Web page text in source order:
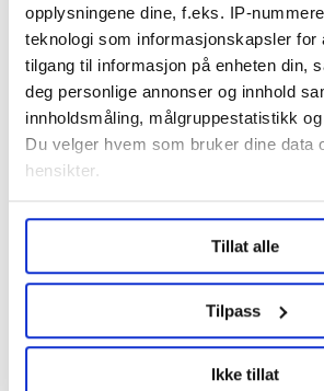
opplysningene dine, f.eks. IP-
teknologi som informasjonskapsler for
tilgang til informasjon på enheten din,
deg personlige annonser og innhold
innholdsmåling, målgruppestatistikk
Du velger hvem som bruker dine data
hensikter.
Undermer infokan du lese om
data behandles og hvordan du kan
brukes. Du kan hele tiden endre eller
samtykke fra erklæringen om
LO Medias publikasjoner
og fontene.no bruker
Tillat alle
Tilpass
Ikke tillat
nådd Norge også.
Ønsker du å si din
Her finner du informasjon om
Debatt Arbeiderpartiet Jonas